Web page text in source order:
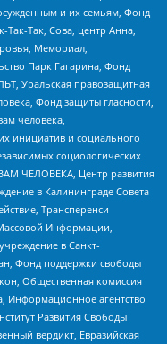
и их семьям, Фонд
Так-Так, Сова, центр Анна,
Мемориал,
Парк Гагарина, Фонд
Уральская правозащитная
Фонд защиты гласности,
человека,
инициатив и социального
социологических
ЧЕЛОВЕКА, Центр развития
в Калининграде Совета
Трансперенси
Информации,
в Санкт-
Фонд поддержки свободы
Общественная комиссия
Информационное агентство
Развития Свободы
вердикт, Евразийская